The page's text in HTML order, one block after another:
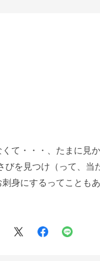
て・・・、たまに見
を見つけ（って、当
身にするってことも